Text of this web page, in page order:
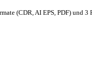
(CDR, AI EPS, PDF) und 3